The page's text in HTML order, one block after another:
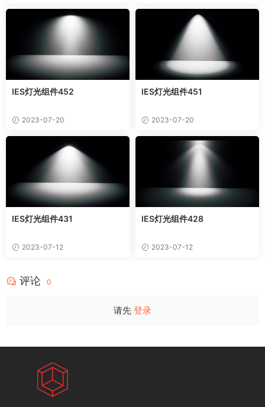
IES灯光组件452
2023-07-20
IES灯光组件451
2023-07-20
IES灯光组件431
2023-07-12
IES灯光组件428
2023-07-12
评论 0
请先 登录